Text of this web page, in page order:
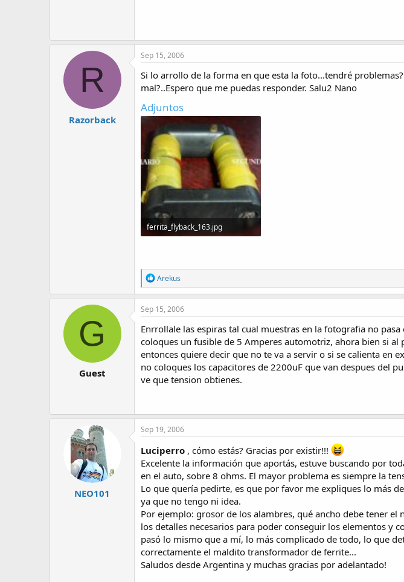
R
Razorback
Sep 15, 2006
Si lo arrollo de la forma en que esta la foto...tendré
mal?..Espero que me puedas responder. Salu2 Nano
Adjuntos
ferrita_flyback_163.jpg
R
e
a
c
i
o
n
s
:
Arekus
G
Guest
Sep 15, 2006
Enrrollale las espiras tal cual muestras en la fotografia no
coloques un fusible de 5 Amperes automotriz, ahora bien si
entonces quiere decir que no te va a servir o si se calienta en
no coloques los capacitores de 2200uF que van despues del
ve que tension obtienes.
NEO101
Sep 19, 2006
Luciperro , cómo estás? Gracias por existir!!!
Excelente la información que aportás, estuve buscando por
en el auto, sobre 8 ohms. El mayor problema es siempre la
Lo que quería pedirte, es que por favor me expliques lo más
ya que no tengo ni idea.
Por ejemplo: grosor de los alambres, qué ancho debe tener
los detalles necesarios para poder conseguir los elementos y
pasó lo mismo que a mí, lo más complicado de todo, lo que
correctamente el maldito transformador de ferrite...
Saludos desde Argentina y muchas gracias por adelantado!